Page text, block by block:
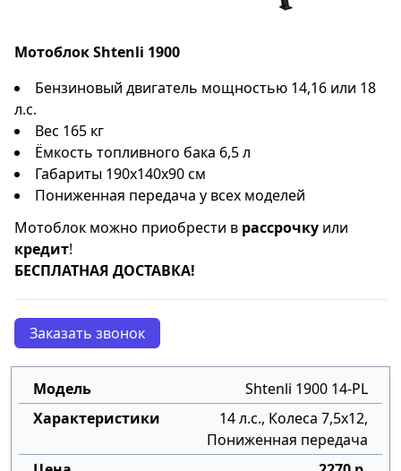
Мотоблок Shtenli 1900
Бензиновый двигатель мощностью 14,16 или 18
л.с.
Вес 165 кг
Ёмкость топливного бака 6,5 л
Габариты 190x140x90 см
Пониженная передача у всех моделей
Мотоблок можно приобрести в рассрочку или
кредит!
БЕСПЛАТНАЯ ДОСТАВКА!
Заказать звонок
Shtenli 1900 14-PL
14 л.с., Колеса 7,5х12,
Пониженная передача